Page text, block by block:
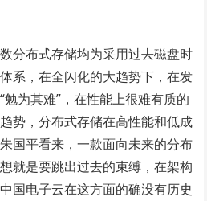
分布式存储均为采用过去磁盘时
系，在全闪化的大趋势下，在发
为其难”，在性能上很难有质的
势，分布式存储在高性能和低成
国平看来，一款面向未来的分布
就是要跳出过去的束缚，在架构
国电子云在这方面的确没有历史